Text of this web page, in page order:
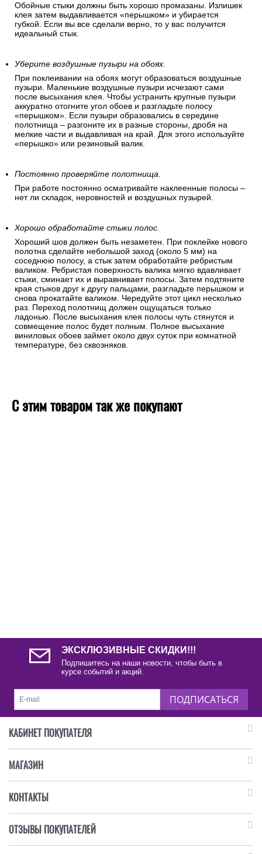
Обойные стыки должны быть хорошо промазаны. Излишек
клея затем выдавливается «перышком» и убирается
губкой. Если вы все сделали верно, то у вас получится
идеальный стык.
Уберите воздушные пузыри на обоях.
При поклеивании на обоях могут образоваться воздушные
пузыри. Маленькие воздушные пузыри исчезают сами
после высыхания клея. Чтобы устранить крупные пузыри
аккуратно отогните угол обоев и разгладьте полосу
«перышком». Если пузыри образовались в середине
полотнища – разгоните их в разные стороны, дробя на
мелкие части и выдавливая на край. Для этого используйте
«перышко» или резиновый валик.
Постоянно проверяйте полотнища.
При работе постоянно осматривайте наклеенные полосы –
нет ли складок, неровностей и воздушных пузырей.
Хорошо обработайте стыки полос.
Хороший шов должен быть незаметен. При поклейке нового
полотна сделайте небольшой заход (около 5 мм) на
соседнюю полосу, а стык затем обработайте ребристым
валиком. Ребристая поверхность валика мягко вдавливает
стыки, сминает их и выравнивает полосы. Затем подтяните
края стыков друг к другу пальцами, разгладьте перышком и
снова прокатайте валиком. Чередуйте этот цикл несколько
раз. Переход полотнищ должен ощущаться только
ладонью. После высыхания клея полосы чуть стянутся и
совмещение полос будет полным. Полное высыхание
виниловых обоев займет около двух суток при комнатной
температуре, без сквозняков.
С этим товаром так же покупают
ЭКСКЛЮЗИВНЫЕ СКИДКИ!!!
Подпишитесь на наши новости, чтобы быть в
курсе событий и акций.
ПОДПИСАТЬСЯ
КАБИНЕТ ПОКУПАТЕЛЯ
МАГАЗИН
КОНТАКТЫ
ОТЗЫВЫ ПОКУПАТЕЛЕЙ